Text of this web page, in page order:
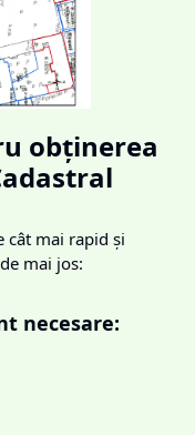
obținerea
cât mai rapid și
mai jos:
necesare: